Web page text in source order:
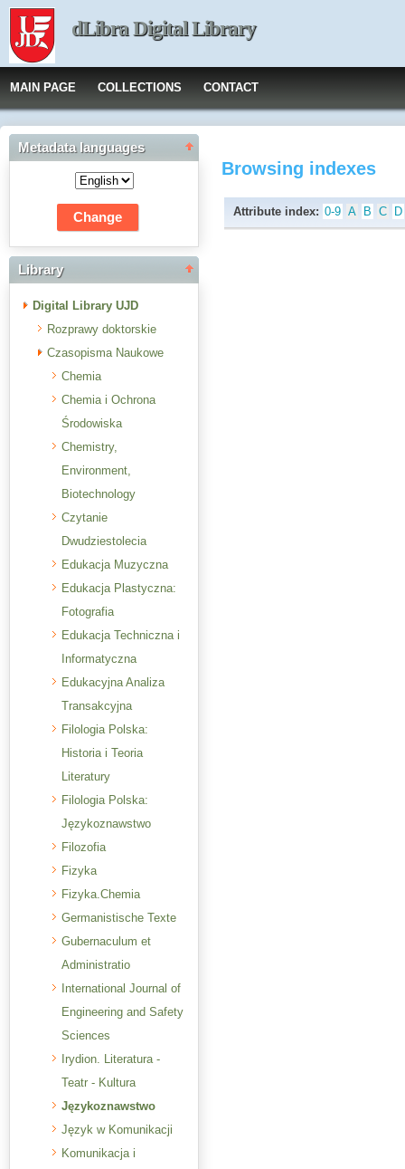
dLibra Digital Library
MAIN PAGE COLLECTIONS CONTACT
Metadata languages
Library
Digital Library UJD
Rozprawy doktorskie
Czasopisma Naukowe
Chemia
Chemia i Ochrona
Środowiska
Chemistry,
Environment,
Biotechnology
Czytanie
Dwudziestolecia
Edukacja Muzyczna
Edukacja Plastyczna:
Fotografia
Edukacja Techniczna i
Informatyczna
Edukacyjna Analiza
Transakcyjna
Filologia Polska:
Historia i Teoria
Literatury
Filologia Polska:
Językoznawstwo
Filozofia
Fizyka
Fizyka.Chemia
Germanistische Texte
Gubernaculum et
Administratio
International Journal of
Engineering and Safety
Sciences
Irydion. Literatura -
Teatr - Kultura
Językoznawstwo
Język w Komunikacji
Komunikacja i
Browsing indexes
Attribute index: 0-9 A B C D